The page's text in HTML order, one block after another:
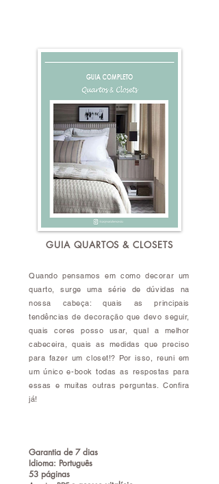
GUIA QUARTOS & CLOSETS
Quando pensamos em como decorar um
quarto, surge uma série de dúvidas na
nossa cabeça: quais as principais
tendências de decoração que devo seguir,
quais cores posso usar, qual a melhor
cabeceira, quais as medidas que preciso
para fazer um closet!? Por isso, reuni em
um único e-book todas as respostas para
essas e muitas outras perguntas. Confira
já!
Garantia de 7 dias
Idioma: Português
53 páginas